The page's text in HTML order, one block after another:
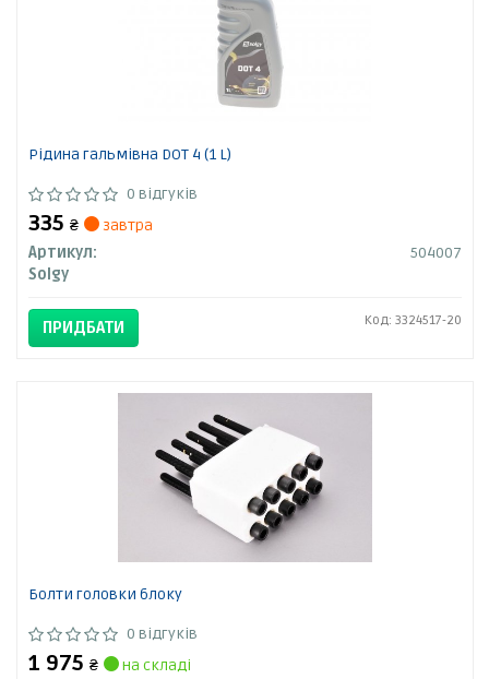
Рідина гальмівна DOT 4 (1 L)
0 відгуків
335 ₴
завтра
Артикул:
504007
Solgy
ПРИДБАТИ Код: 3324517-20
Болти головки блоку
0 відгуків
1 975 ₴
на складі